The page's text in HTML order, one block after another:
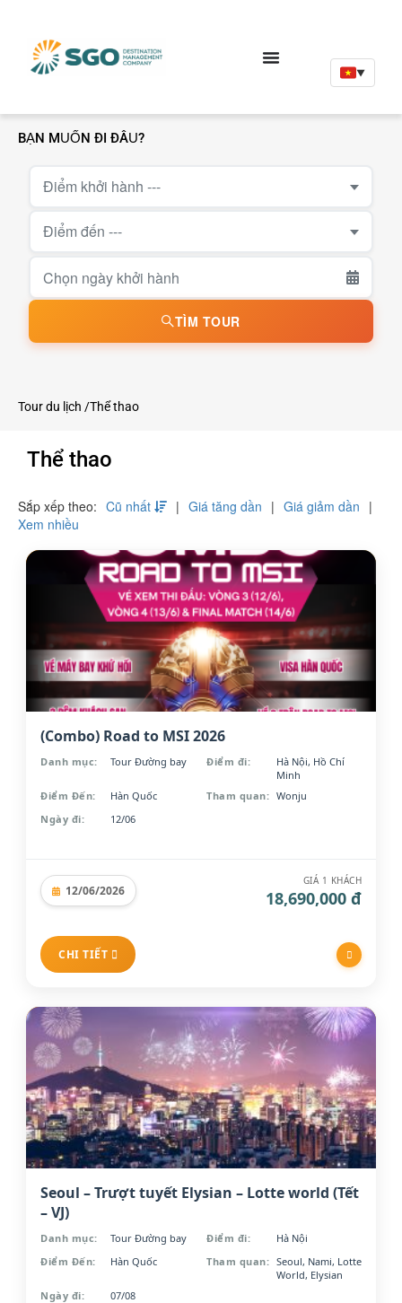
▼
BẠN MUỐN ĐI ĐÂU?
Điểm khởi hành ---
Điểm đến ---
TÌM TOUR
Tour du lịch /Thể thao
Thể thao
TÌM KIẾM TOUR
(149)
Hồ Chí Minh
(23)
Theo điểm đến nội địa
Miền Bắc (26)
Miền Trung (7)
Theo điểm đến quốc tế
Đông Nam Á
(7)
Hong Kong
(2)
Theo loại hình tour
Tour Đường bay (110)
Tour Đường bộ
(48)
Theo thời gian tour
2N3Đ (2)
3N4Đ
(1)
6N5Đ
(39)
4N5Đ (1)
Xem thêm
Theo trải nghiệm
Gia đình
Tour Hội chợ
Thể thao (8)
Văn hóa & Lịch sử (53)
Xem thêm
Sắp xếp theo: Cũ nhất Giá tăng dần
Giá giảm dần
Xem nhiều
(Combo) Road to MSI 2026
Danh mục: Tour Đường bay Điểm đi:
Hà Nội, Hồ Chí
Minh
Điểm Đến:
Hàn Quốc Tham quan: Wonju
Ngày đi:
12/06
12/06/2026
GIÁ 1 KHÁCH
18,690,000 đ
CHI TIẾT
Seoul – Trượt tuyết Elysian – Lotte world (Tết
– VJ)
Danh mục: Tour Đường bay Điểm đi:
Hà Nội
Điểm Đến:
Hàn Quốc Tham quan: Seoul, Nami, Lotte
World, Elysian
Ngày đi:
07/08